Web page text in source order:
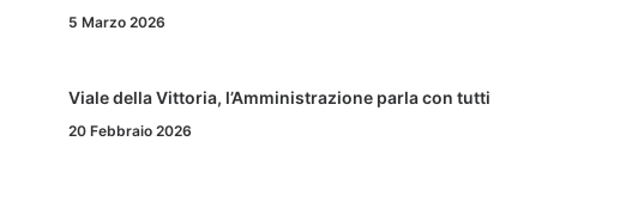
5 Marzo 2026
Viale della Vittoria, l’Amministrazione parla con tutti
20 Febbraio 2026